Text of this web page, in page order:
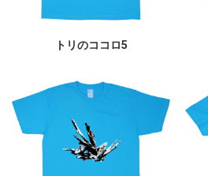
トリのココロ5